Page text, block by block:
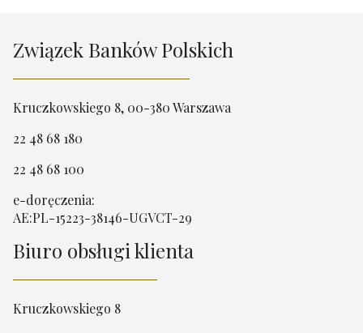
Związek Banków Polskich
Kruczkowskiego 8, 00-380 Warszawa
22 48 68 180
22 48 68 100
e-doręczenia:
AE:PL-15223-38146-UGVCT-29
Biuro obsługi klienta
Kruczkowskiego 8